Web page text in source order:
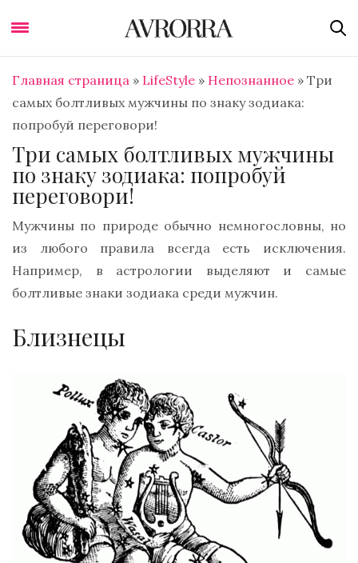
Главная страница » LifeStyle » Непознанное » Три
самых болтливых мужчины по знаку зодиака:
попробуй переговори!
Три самых болтливых мужчины
по знаку зодиака: попробуй
переговори!
Мужчины по природе обычно немногословны, но
из любого правила всегда есть исключения.
Например, в астрологии выделяют и самые
болтливые знаки зодиака среди мужчин.
Близнецы